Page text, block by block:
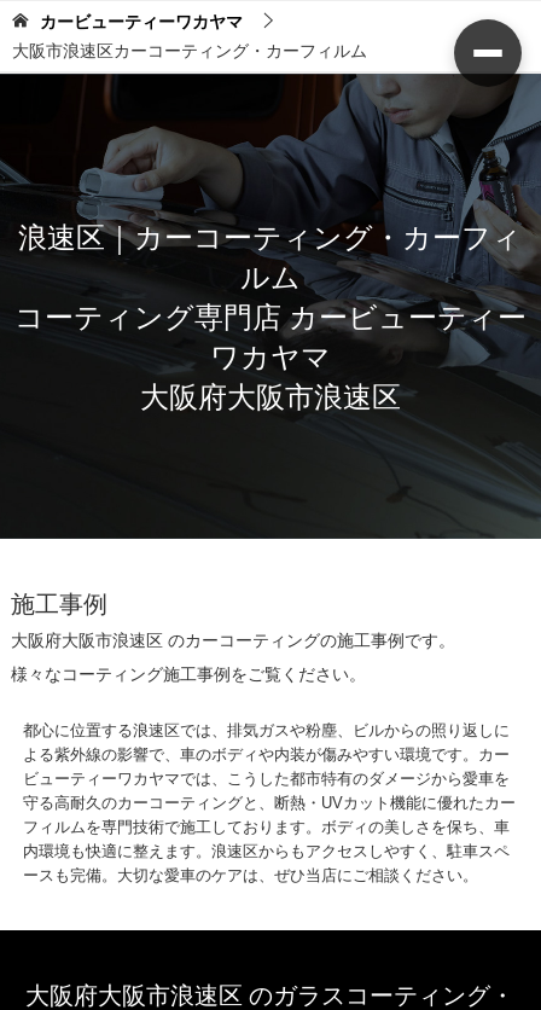
カービューティーワカヤマ
大阪市浪速区カーコーティング・カーフィルム
浪速区｜カーコーティング・カーフィ
ルム
コーティング専門店 カービューティー
ワカヤマ
大阪府大阪市浪速区
施工事例
大阪府大阪市浪速区 のカーコーティングの施工事例です。
様々なコーティング施工事例をご覧ください。
都心に位置する浪速区では、排気ガスや粉塵、ビルからの照り返しに
よる紫外線の影響で、車のボディや内装が傷みやすい環境です。カー
ビューティーワカヤマでは、こうした都市特有のダメージから愛車を
守る高耐久のカーコーティングと、断熱・UVカット機能に優れたカー
フィルムを専門技術で施工しております。ボディの美しさを保ち、車
内環境も快適に整えます。浪速区からもアクセスしやすく、駐車スペ
ースも完備。大切な愛車のケアは、ぜひ当店にご相談ください。
大阪府大阪市浪速区 のガラスコーティング・